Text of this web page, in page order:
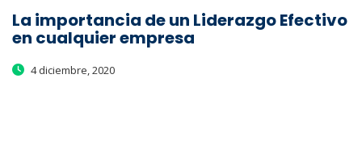
La importancia de un Liderazgo Efectivo
en cualquier empresa
4 diciembre, 2020